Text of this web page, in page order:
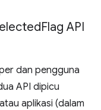
Flag API
dan pengguna
API dipicu
aplikasi (dalam